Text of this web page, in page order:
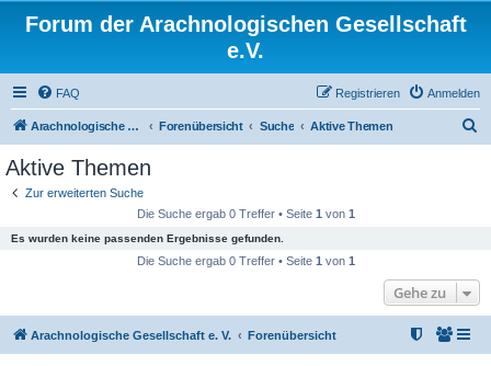
Forum der Arachnologischen Gesellschaft
e.V.
FAQ Anmelden
Registrieren
Arachnologische Gesellschaft e. V. Forenübersicht Suche Aktive Themen
Aktive Themen
Zur erweiterten Suche
Die Suche ergab 0 Treffer • Seite 1 von 1
Es wurden keine passenden Ergebnisse gefunden.
Die Suche ergab 0 Treffer • Seite 1 von 1
Gehe zu
Arachnologische Gesellschaft e. V. Forenübersicht